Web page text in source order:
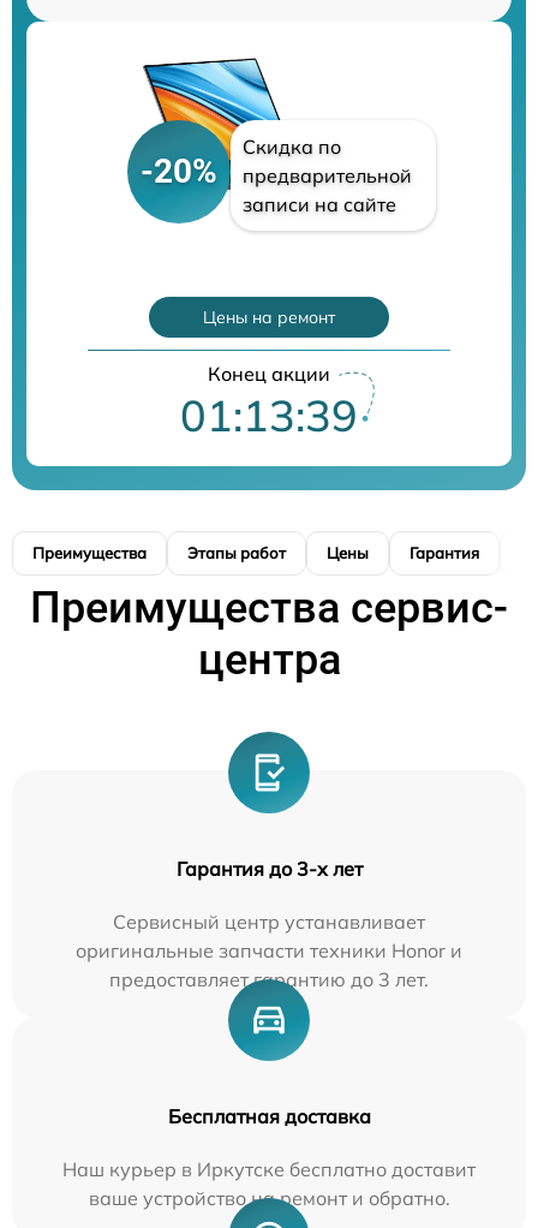
-20%
Скидка по
предварительной
записи на сайте
Цены на ремонт
Конец акции
01:13:38
Преимущества Этапы работ Цены Гарантия
Преимущества сервис-
центра
Гарантия до 3-х лет
Сервисный центр устанавливает
оригинальные запчасти техники Honor и
предоставляет гарантию до 3 лет.
Бесплатная доставка
Наш курьер в Иркутске бесплатно доставит
ваше устройство на ремонт и обратно.